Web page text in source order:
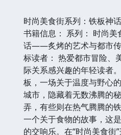
时尚美食街系列：铁板
书籍信息： 系列： 时尚
话——炙烤的艺术与都市传
标读者： 热爱都市冒险、
际关系感兴趣的年轻读者
板，一场关于温度与野心
城市，隐藏着无数沸腾的
弄，有些则在热气腾腾的
一个关于食物的故事，这
的交响乐。在“时尚美食街